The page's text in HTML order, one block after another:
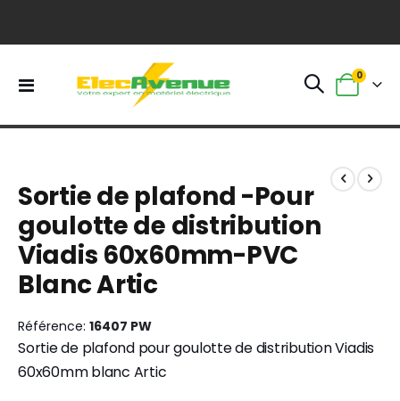
Basculer
Panier
0
the
end
of
the
images
gallery
the
beginning
of
the
images
gallery
Sortie de plafond -Pour
goulotte de distribution
Viadis 60x60mm-PVC
Blanc Artic
Référence 16407 PW
Sortie de plafond pour goulotte de distribution Viadis
60x60mm blanc Artic